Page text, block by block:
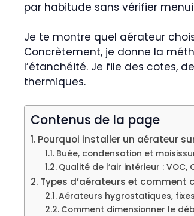
par habitude sans vérifier
Je te montre quel aérateur
Concrètement, je donne la
l’étanchéité. Je file des cotes,
thermiques.
Contenus de la page
Pourquoi installer un aérateur
Buée, condensation et
Qualité de l’air intérieur : VOC,
Types d’aérateurs et comment
Aérateurs hygrostatiques,
Comment dimensionner le